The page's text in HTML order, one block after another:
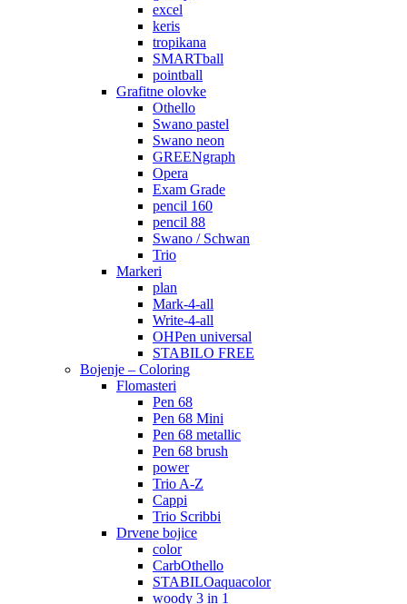
excel
keris
tropikana
SMARTball
pointball
Grafitne olovke
Othello
Swano pastel
Swano neon
GREENgraph
Opera
Exam Grade
pencil 160
pencil 88
Swano / Schwan
Trio
Markeri
plan
Mark-4-all
Write-4-all
OHPen universal
STABILO FREE
Bojenje – Coloring
Flomasteri
Pen 68
Pen 68 Mini
Pen 68 metallic
Pen 68 brush
power
Trio A-Z
Cappi
Trio Scribbi
Drvene bojice
color
CarbOthello
STABILOaquacolor
woody 3 in 1